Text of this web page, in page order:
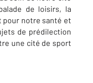
de loisirs, la
pour notre santé et
de prédilection
une cité de sport